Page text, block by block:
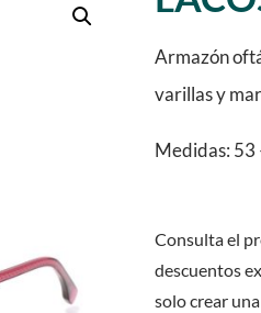
Armazón
varillas y
Medidas: 53
Consulta el
descuentos
solo crear